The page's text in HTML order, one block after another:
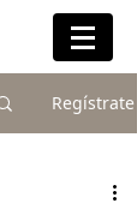
Regístrate